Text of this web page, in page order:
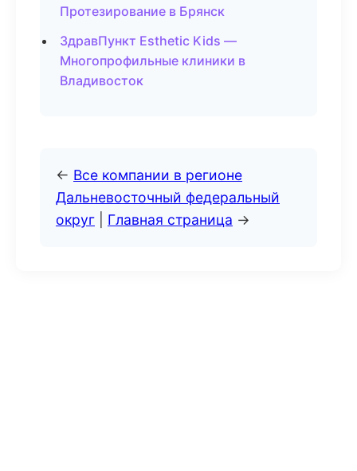
Протезирование в Брянск
ЗдравПункт Esthetic Kids —
Многопрофильные клиники в
Владивосток
← Все компании в регионе
Дальневосточный федеральный
округ
Главная страница →